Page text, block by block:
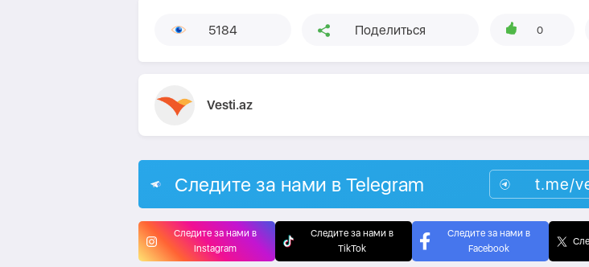
5184 Поделиться 0
Vesti.az
Следите за нами в Telegram t.me/
Следите за нами в
Instagram
Следите за нами в
TikTok
Следите за нами в
Facebook